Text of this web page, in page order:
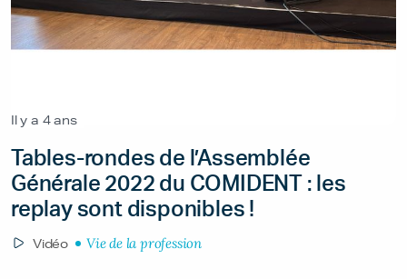
Il y a 4 ans
Tables-rondes de l’Assemblée
Générale 2022 du COMIDENT : les
replay sont disponibles !
Vidéo Vie de la profession